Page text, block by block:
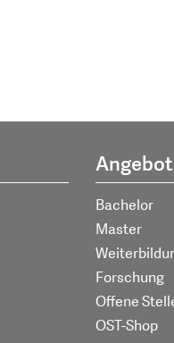
Angebot
Bachelor
Master
Forschung
Offene
OST-Shop